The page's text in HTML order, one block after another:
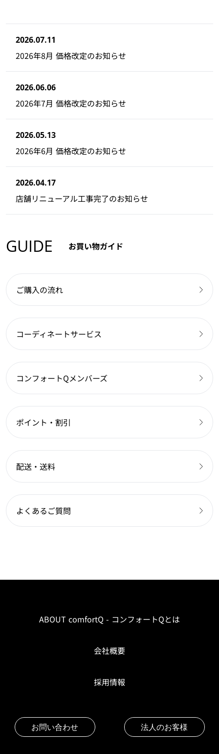
2026.07.11
2026年8月 価格改定のお知らせ
2026.06.06
2026年7月 価格改定のお知らせ
2026.05.13
2026年6月 価格改定のお知らせ
2026.04.17
店舗リニューアル工事完了のお知らせ
GUIDE お買い物ガイド
ご購入の流れ
コーディネートサービス
コンフォートQメンバーズ
ポイント・割引
配送・送料
よくあるご質問
ABOUT comfortQ - コンフォートQとは
会社概要
採用情報
お問い合わせ 法人のお客様